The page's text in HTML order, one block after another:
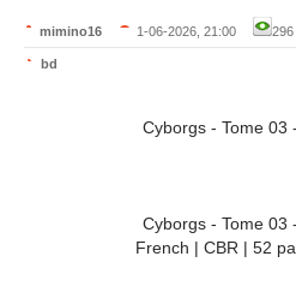
mimino16 1-06-2026, 21:00 296
bd
Cyborgs - Tome 03
Cyborgs - Tome 03
French | CBR | 52